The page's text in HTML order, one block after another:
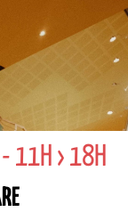
11H › 18H